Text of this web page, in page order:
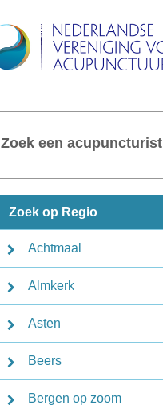
Zoek een acupuncturist
Zoek op Regio
Achtmaal
Almkerk
Asten
Beers
Bergen op zoom